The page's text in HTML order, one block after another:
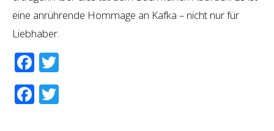
eine anrührende Hommage an Kafka – nicht nur für
Liebhaber.
Facebook
Facebook